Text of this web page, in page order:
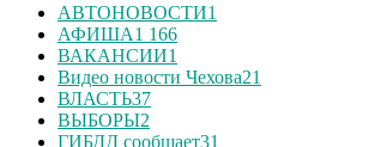
АВТОНОВОСТИ1
АФИША1 166
ВАКАНСИИ1
Видео новости Чехова21
ВЛАСТЬ37
ВЫБОРЫ2
ГИБДД сообщает31